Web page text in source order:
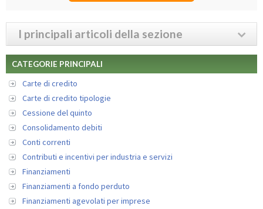
I principali articoli della sezione
CATEGORIE PRINCIPALI
Carte di credito
Carte di credito tipologie
Cessione del quinto
Consolidamento debiti
Conti correnti
Contributi e incentivi per industria e servizi
Finanziamenti
Finanziamenti a fondo perduto
Finanziamenti agevolati per imprese